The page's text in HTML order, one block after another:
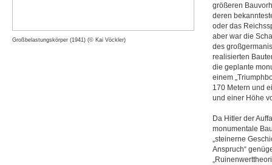
größeren
deren
oder das
aber war die
des
realisierten
die geplante
einem
170 Metern und
und einer Höhe
Da Hitler der
monumentale
„steinerne
Anspruch“
Großbelastungskörper (1941) (© Kai Vöckler)